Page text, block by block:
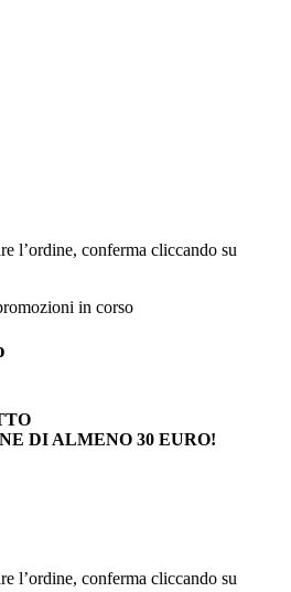
l’ordine, conferma cliccando su
in corso
DI ALMENO 30 EURO!
l’ordine, conferma cliccando su